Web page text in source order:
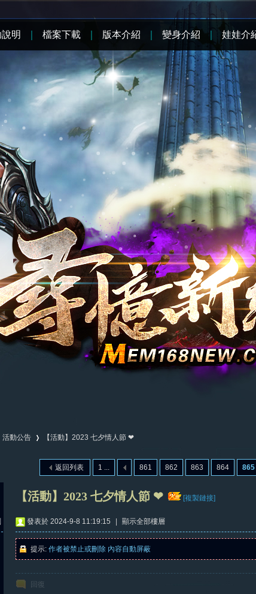
活動公告
›
【活動】2023 七夕情人節 ❤
1 ... 861 862 863 864 865
返回列表
【活動】2023 七夕情人節 ❤ [複製鏈接]
發表於 2024-9-8 11:19:15 顯示全部樓層
提示: 作者被禁止或刪除 內容自動屏蔽
回復